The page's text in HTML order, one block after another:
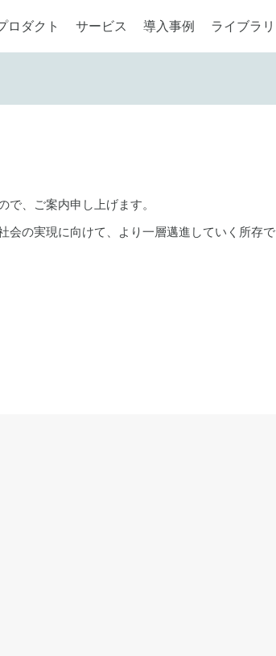
ロダクト サービス 導入事例 ライブラリ
、ご案内申し上げます。
会の実現に向けて、より一層邁進していく所存で